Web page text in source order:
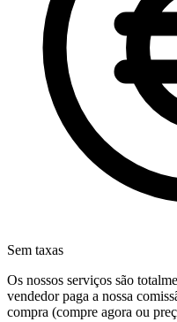
Sem taxas
Os nossos serviços são
vendedor paga a nossa
compra (compre agora ou